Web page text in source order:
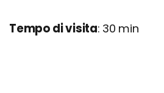
Tempo di visita: 30 min